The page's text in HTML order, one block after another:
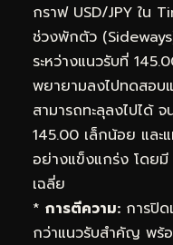
กราฟ USD/JPY ใน
ช่วงพักตัว
ระหว่างแนวรับที่
พยายามลงไปทดสอบ
สามารถทะลุลงไปได้
145.00 เล็กน้อย และ
อย่างแข็งแกร่ง โดย
เฉลี่ย
* การตีความ: การปิ
กว่าแนวรับสำคัญ พ